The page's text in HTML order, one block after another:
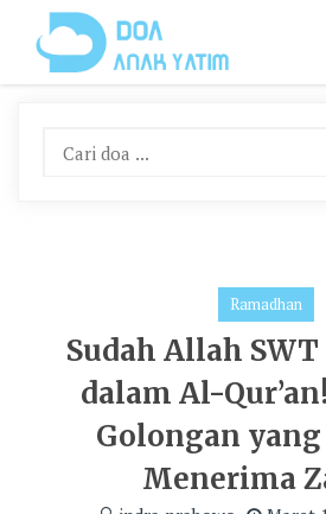
Content
Ramadhan
Sudah Allah
dalam Al-
Golongan
Menerima